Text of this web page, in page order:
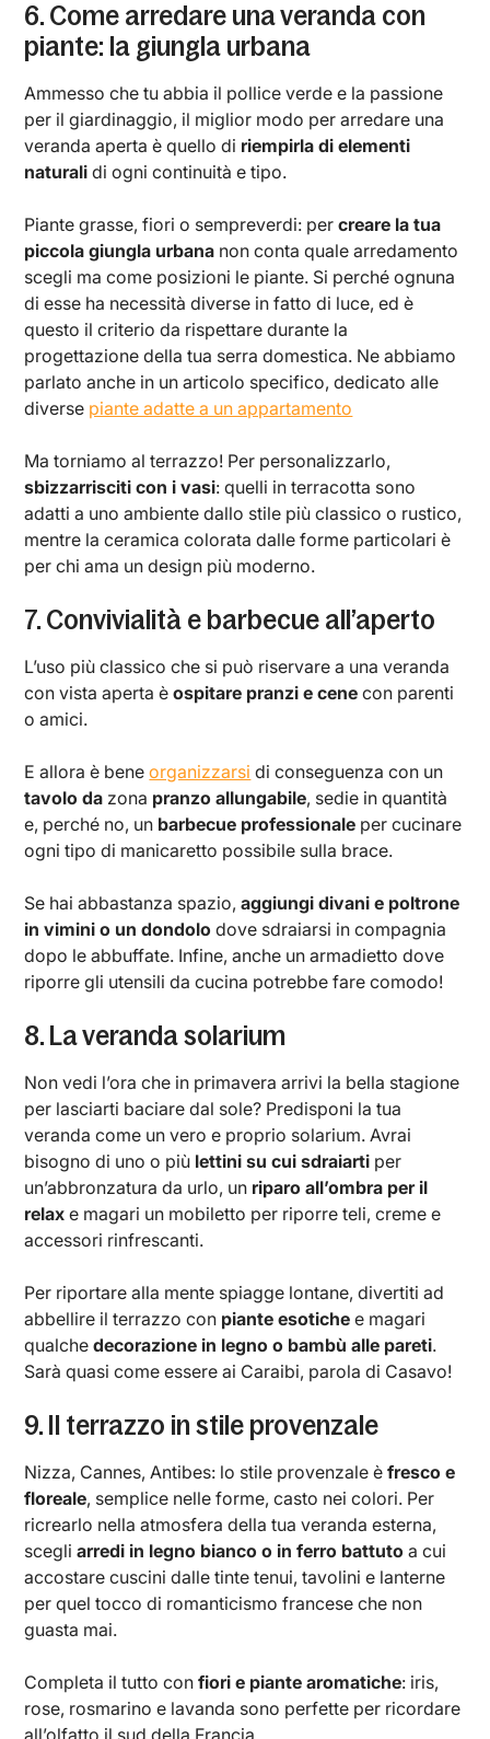
6. Come arredare una veranda con
piante: la giungla urbana
Ammesso che tu abbia il pollice verde e la passione
per il giardinaggio, il miglior modo per arredare una
veranda aperta è quello di riempirla di elementi
naturalidi ogni continuità e tipo.
Piante grasse, fiori o sempreverdi: percreare la tua
piccola giungla urbana non conta quale arredamento
scegli ma come posizioni le piante. Si perché ognuna
di esse ha necessità diverse in fatto di luce, ed è
questo il criterio da rispettare durante la
progettazione della tua serra domestica. Ne abbiamo
parlato anche in un articolo specifico, dedicato alle
diverse piante adatte a un appartamento
Ma torniamo al terrazzo! Per personalizzarlo,
sbizzarrisciti con i vasi: quelli in terracotta sono
adatti a uno ambiente dallo stile più classico o rustico,
mentre la ceramica colorata dalle forme particolari è
per chi ama un design più moderno.
7. Convivialità e barbecue all’aperto
L’uso più classico che si può riservare a una veranda
con vista aperta èospitare pranzi e cene con parenti
o amici.
E allora è beneorganizzarsi di conseguenza con un
tavolo da zona pranzo allungabile, sedie in quantità
e, perché no, un barbecue professionale per cucinare
ogni tipo di manicaretto possibile sulla brace.
Se hai abbastanza spazio,aggiungi divani e poltrone
in vimini o un dondolo dove sdraiarsi in compagnia
dopo le abbuffate. Infine, anche un armadietto dove
riporre gli utensili da cucina potrebbe fare comodo!
8. La veranda solarium
Non vedi l’ora che in primavera arrivi la bella stagione
per lasciarti baciare dal sole? Predisponi la tua
veranda come un vero e proprio solarium. Avrai
bisogno di uno o più lettini su cui sdraiarti per
un’abbronzatura da urlo, un riparo all’ombra per il
relaxe magari un mobiletto per riporre teli, creme e
accessori rinfrescanti.
Per riportare alla mente spiagge lontane, divertiti ad
abbellire il terrazzo con piante esotiche e magari
qualchedecorazione in legno o bambù alle pareti.
Sarà quasi come essere ai Caraibi, parola di Casavo!
9. Il terrazzo in stile provenzale
Nizza, Cannes, Antibes: lo stile provenzale èfresco e
floreale, semplice nelle forme, casto nei colori. Per
ricrearlo nella atmosfera della tua veranda esterna,
scegliarredi in legno bianco o in ferro battuto a cui
accostare cuscini dalle tinte tenui, tavolini e lanterne
per quel tocco di romanticismo francese che non
guasta mai.
Completa il tutto confiori e piante aromatiche: iris,
rose, rosmarino e lavanda sono perfette per ricordare